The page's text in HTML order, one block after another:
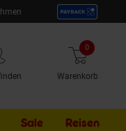
Warenkorb
0 Artikel
Sale Externer
Reisen